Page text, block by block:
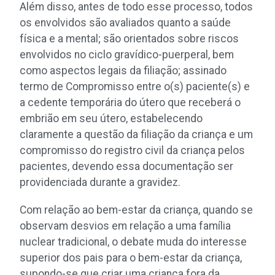
Além disso, antes de todo esse processo, todos
os envolvidos são avaliados quanto a saúde
física e a mental; são orientados sobre riscos
envolvidos no ciclo gravídico-puerperal, bem
como aspectos legais da filiação; assinado
termo de Compromisso entre o(s) paciente(s) e
a cedente temporária do útero que receberá o
embrião em seu útero, estabelecendo
claramente a questão da filiação da criança e um
compromisso do registro civil da criança pelos
pacientes, devendo essa documentação ser
providenciada durante a gravidez.
Com relação ao bem-estar da criança, quando se
observam desvios em relação a uma família
nuclear tradicional, o debate muda do interesse
superior dos pais para o bem-estar da criança,